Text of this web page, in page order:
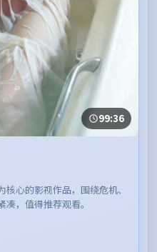
99:36
心的影视作品，围绕危机、
，值得推荐观看。